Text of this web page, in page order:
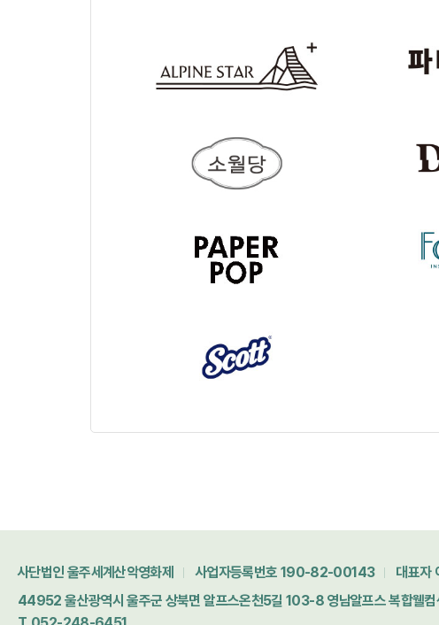
사단법인 울주세계산악영화제 사업자등록번호 190-82-00143
대표자
44952 울산광역시 울주군 상북면 알프스온천5길 103-8 영남알프스 복합웰컴